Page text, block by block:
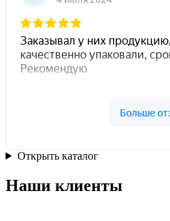
Открыть каталог
Наши клиенты